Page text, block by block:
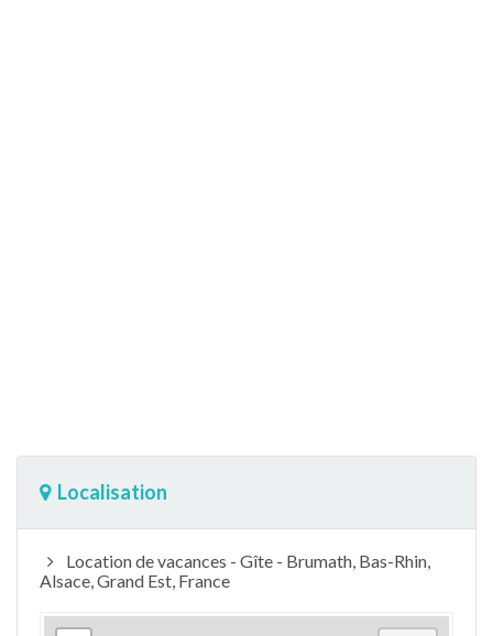
Localisation
Location de vacances - Gîte - Brumath, Bas-Rhin,
Alsace, Grand Est, France